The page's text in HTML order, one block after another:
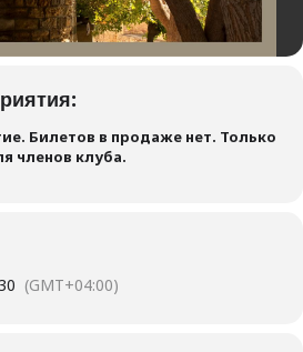
Билетов в продаже нет. Только
членов клуба.
(GMT+04:00)